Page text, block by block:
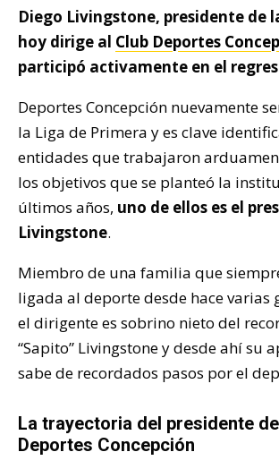
Diego Livingstone, presidente de
hoy dirige al Club Deportes
participó activamente en el
Deportes Concepción nuevamente
la Liga de Primera y es clave
entidades que trabajaron
los objetivos que se planteó la
últimos años, uno de ellos es el
Livingstone.
Miembro de una familia que
ligada al deporte desde hace varias
el dirigente es sobrino nieto del
“Sapito” Livingstone y desde ahí su
sabe de recordados pasos por el
La trayectoria del presidente
Deportes Concepción